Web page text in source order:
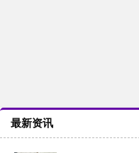
最新资讯